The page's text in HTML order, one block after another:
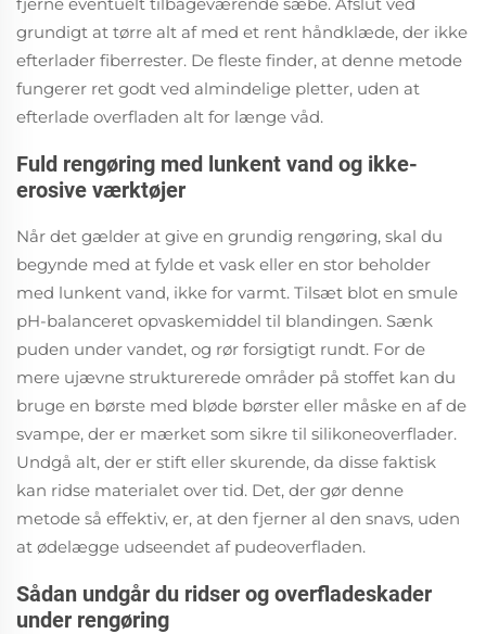
grundigt at tørre alt af med et rent håndklæde, der ikke
efterlader fiberrester. De fleste finder, at denne metode
fungerer ret godt ved almindelige pletter, uden at
efterlade overfladen alt for længe våd.
Fuld rengøring med lunkent vand og ikke-
erosive værktøjer
Når det gælder at give en grundig rengøring, skal du
begynde med at fylde et vask eller en stor beholder
med lunkent vand, ikke for varmt. Tilsæt blot en smule
pH-balanceret opvaskemiddel til blandingen. Sænk
puden under vandet, og rør forsigtigt rundt. For de
mere ujævne strukturerede områder på stoffet kan du
bruge en børste med bløde børster eller måske en af de
svampe, der er mærket som sikre til silikoneoverflader.
Undgå alt, der er stift eller skurende, da disse faktisk
kan ridse materialet over tid. Det, der gør denne
metode så effektiv, er, at den fjerner al den snavs, uden
at ødelægge udseendet af pudeoverfladen.
Sådan undgår du ridser og overfladeskader
under rengøring